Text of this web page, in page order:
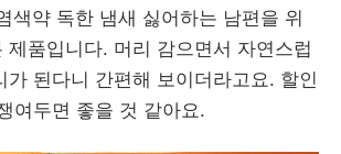
색약 독한 냄새 싫어하는 남편을 위
제품입니다. 머리 감으면서 자연스럽
가 된다니 간편해 보이더라고요. 할인
여두면 좋을 것 같아요.